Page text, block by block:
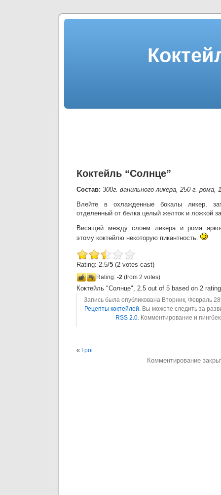
Коктейль “Солнце”
Состав: 300г. ванильного ликера, 250 г.
Влейте в охлажденные бокалы ликер,
отделенный от белка целый желток и ложкой
Висящий между слоем ликера и рома
этому коктейлю некоторую пикантность.
Rating: 2.5/5 (2 votes cast)
Rating: -2 (from 2 votes)
Коктейль "Солнце", 2.5 out of 5 based on 2
Запись была опубликована Вторник, Февраль
Рецепты коктейлей. Вы можете следить за
RSS 2.0. Комментирование и
« Грог
Комментирование